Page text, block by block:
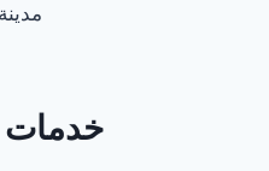
خدمات